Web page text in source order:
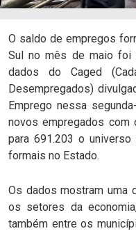
O saldo de empregos
Sul no mês de maio foi
dados do Caged
Desempregados)
Emprego nessa
novos empregados com
para 691.203 o
formais no Estado.
Os dados mostram uma
os setores da
também entre os